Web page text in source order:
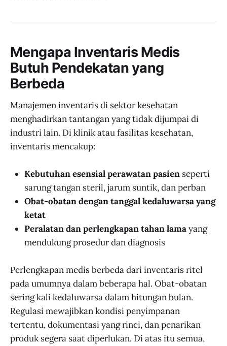
Mengapa Inventaris Medis
Butuh Pendekatan yang
Berbeda
Manajemen inventaris di sektor kesehatan
menghadirkan tantangan yang tidak dijumpai di
industri lain. Di klinik atau fasilitas kesehatan,
inventaris mencakup:
Kebutuhan esensial perawatan pasien seperti
sarung tangan steril, jarum suntik, dan perban
Obat-obatan dengan tanggal kedaluwarsa yang
ketat
Peralatan dan perlengkapan tahan lamayang
mendukung prosedur dan diagnosis
Perlengkapan medis berbeda dari inventaris ritel
pada umumnya dalam beberapa hal. Obat-obatan
sering kali kedaluwarsa dalam hitungan bulan.
Regulasi mewajibkan kondisi penyimpanan
tertentu, dokumentasi yang rinci, dan penarikan
produk segera saat diperlukan. Di atas itu semua,